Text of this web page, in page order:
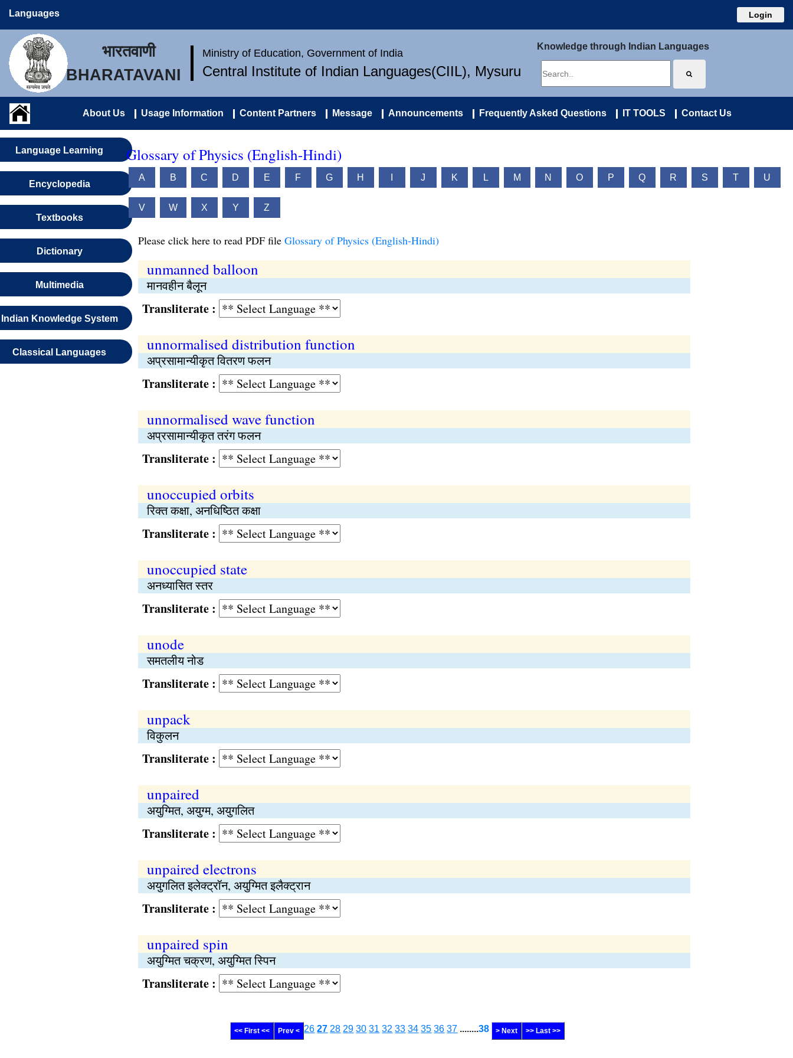
Languages Login
भारतवाणी
BHARATAVANI
Ministry of Education, Government of India
Central Institute of Indian Languages(CIIL), Mysuru
Knowledge through Indian Languages
About Us Usage Information Content Partners Message Announcements Frequently Asked Questions IT TOOLS Contact Us
Language Learning
Encyclopedia
Textbooks
Dictionary
Multimedia
Indian Knowledge System
Classical Languages
Glossary of Physics (English-Hindi)
A B C D E F G H J K L M N O P Q R S T U
V W X Y Z
Please click here to read PDF file Glossary of Physics (English-Hindi)
unmanned balloon
मानवहीन बैलून
Transliterate :
unnormalised distribution function
अप्रसामान्यीकृत वितरण फलन
Transliterate :
unnormalised wave function
अप्रसामान्यीकृत तरंग फलन
Transliterate :
unoccupied orbits
रिक्त कक्षा, अनधिष्ठित कक्षा
Transliterate :
unoccupied state
अनध्यासित स्तर
Transliterate :
unode
समतलीय नोड
Transliterate :
unpack
विकुलन
Transliterate :
unpaired
अयुग्मित, अयुग्म, अयुगलित
Transliterate :
unpaired electrons
अयुगलित इलेक्ट्रॉन, अयुग्मित इलैक्ट्रान
Transliterate :
unpaired spin
अयुग्मित चक्रण, अयुग्मित स्पिन
Transliterate :
<< First << Prev < 26 27 28 29 30 31 32 33 34 35 36 37 ........38 > Next >> Last >>